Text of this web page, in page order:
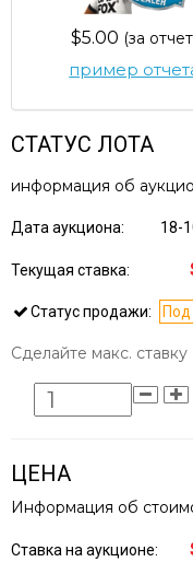
$5.00 (за
пример
СТАТУС ЛОТА
информация об
Дата аукциона: 18-
Текущая ставка:
Статус продажи: Под
Сделайте макс. ставку
ЦЕНА
Информация об
Ставка на аукционе: